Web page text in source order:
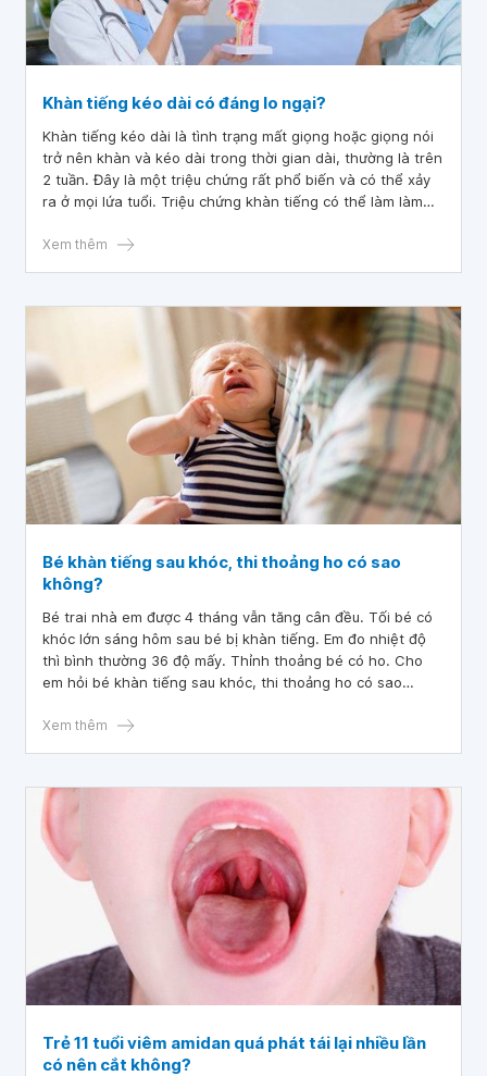
Khàn tiếng kéo dài có đáng lo ngại?
Khàn tiếng kéo dài là tình trạng mất giọng hoặc giọng nói
trở nên khàn và kéo dài trong thời gian dài, thường là trên
2 tuần. Đây là một triệu chứng rất phổ biến và có thể xảy
ra ở mọi lứa tuổi. Triệu chứng khàn tiếng có thể làm làm
Xem thêm
Bé khàn tiếng sau khóc, thi thoảng ho có sao
không?
Bé trai nhà em được 4 tháng vẫn tăng cân đều. Tối bé có
khóc lớn sáng hôm sau bé bị khàn tiếng. Em đo nhiệt độ
thì bình thường 36 độ mấy. Thỉnh thoảng bé có ho. Cho
em hỏi bé khàn tiếng sau khóc, thi thoảng ho có sao
Xem thêm
Trẻ 11 tuổi viêm amidan quá phát tái lại nhiều lần
có nên cắt không?